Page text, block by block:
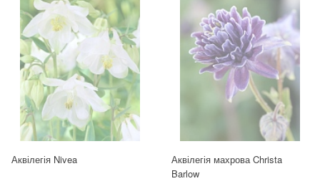
Аквілегія Nivea
Аквілегія махрова Christa
Barlow